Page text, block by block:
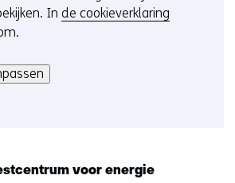
In de cookieverklaring
voor energie